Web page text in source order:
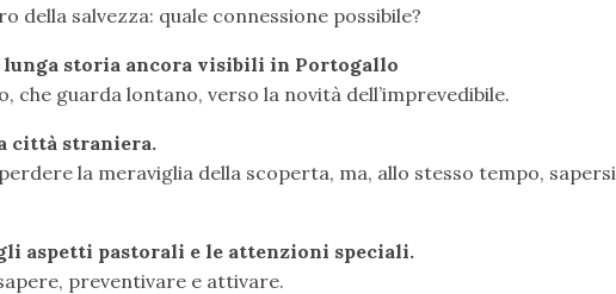
della salvezza: quale connessione possibile?
lunga storia ancora visibili in Portogallo
che guarda lontano, verso la novità dell’imprevedibile.
città straniera.
la meraviglia della scoperta, ma, allo stesso tempo, sapersi
aspetti pastorali e le attenzioni speciali.
preventivare e attivare.